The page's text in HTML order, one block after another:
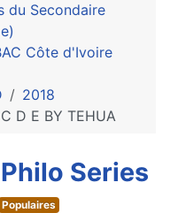
du Secondaire
Côte d'Ivoire
2018
D E BY TEHUA
Series
Populaires